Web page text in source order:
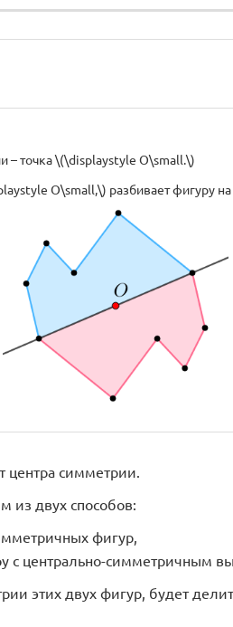
– точка \(\displaystyle O\small.\)
O\small,\) разбивает фигуру
центра симметрии.
из двух способов:
фигур,
с центрально-симметричным
этих двух фигур, будет